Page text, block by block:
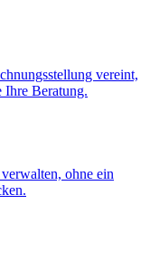
vereint,
Ihre Beratung.
ohne ein